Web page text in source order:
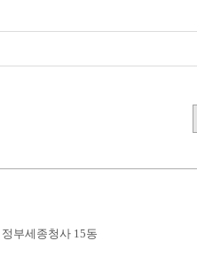
부세종청사 15동